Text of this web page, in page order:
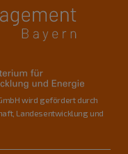
wird gefördert durch
Landesentwicklung und